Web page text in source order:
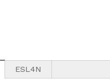
ESL4N